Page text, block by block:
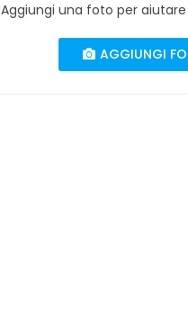
Aggiungi una foto per
AGGIUNGI